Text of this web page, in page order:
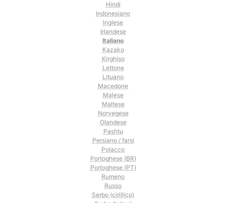
Hindi
Indonesiano
Inglese
Irlandese
Italiano
Kazako
Kirghiso
Lettone
Lituano
Macedone
Malese
Maltese
Norvegese
Olandese
Pashtu
Persiano / farsi
Polacco
Portoghese (BR)
Portoghese (PT)
Rumeno
Russo
Serbo (cirillico)